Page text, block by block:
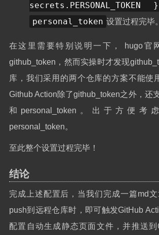
secrets.PERSONAL_TOKEN
personal_token 设置过程完毕。
在这里需要特别说明一下， hugo官
github_token，然而实操时才发现
库，我们采用的两个仓库的方案不能使
Github Action除了github_token之外，还
和personal_token。出于方便考
personal_token。
至此整个设置过程完毕！
结论
完成上述配置后，当我们完成一篇md
push到远程仓库时，即可触发GitHub
配置自动生成静态页面文件，并推送到